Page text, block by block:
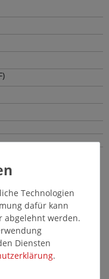
Technologien
dafür kann
abgelehnt werden.
Diensten
.